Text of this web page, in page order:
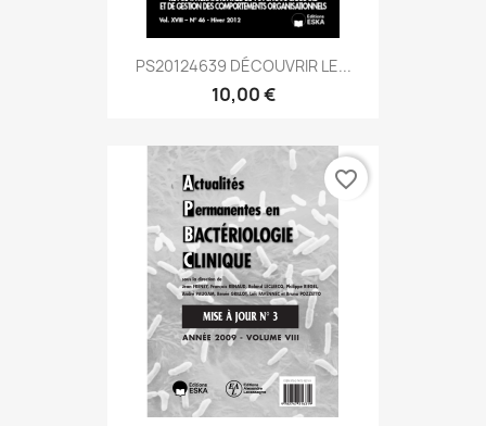
PS20124639 DÉCOUVRIR LE...
10,00 €
favorite_border